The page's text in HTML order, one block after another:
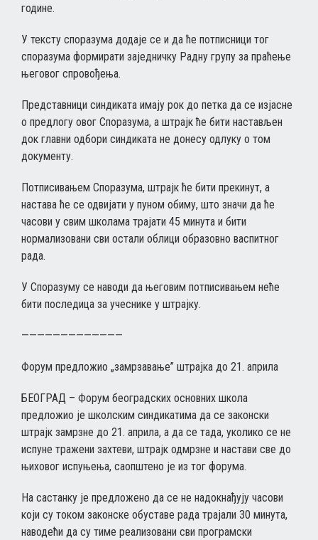
године.
У тексту споразума додаје се и да ће потписници тог
споразума формирати заједничку Радну групу за праћење
његовог спровођења.
Представници синдиката имају рок до петка да се изјасне
о предлогу овог Споразума, а штрајк ће бити настављен
док главни одбори синдиката не донесу одлуку о том
документу.
Потписивањем Споразума, штрајк ће бити прекинут, а
настава ће се одвијати у пуном обиму, што значи да ће
часови у свим школама трајати 45 минута и бити
нормализовани сви остали облици образовно васпитног
рада.
У Споразуму се наводи да његовим потписивањем неће
бити последица за учеснике у штрајку.
—————————————
Форум предложио „замрзавање” штрајка до 21. априла
БЕОГРАД – Форум београдских основних школа
предложио је школским синдикатима да се законски
штрајк замрзне до 21. априла, а да се тада, уколико се не
испуне тражени захтеви, штрајк одмрзне и настави све до
њиховог испуњења, саопштено је из тог форума.
На састанку је предложено да се не надокнађују часови
који су током законске обуставе рада трајали 30 минута,
наводећи да су тиме реализовани сви програмски